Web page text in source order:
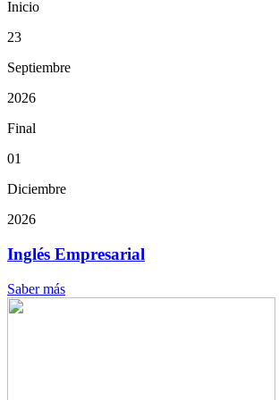
Inicio
23
Septiembre
2026
Final
01
Diciembre
2026
Inglés Empresarial
Saber más